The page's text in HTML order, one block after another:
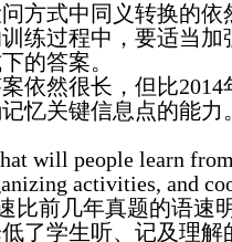
方式中同义转换的
练过程中，要适当
的答案。
依然很长，但比2014
忆关键信息点的能力。
will people learn
activities, and
比前几年真题的语速
了学生听、记及理解